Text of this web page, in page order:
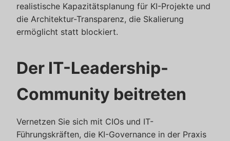
realistische Kapazitätsplanung für KI-Projekte und
die Architektur-Transparenz, die Skalierung
ermöglicht statt blockiert.
Der IT-Leadership-
Community beitreten
Vernetzen Sie sich mit CIOs und IT-
Führungskräften, die KI-Governance in der Praxis